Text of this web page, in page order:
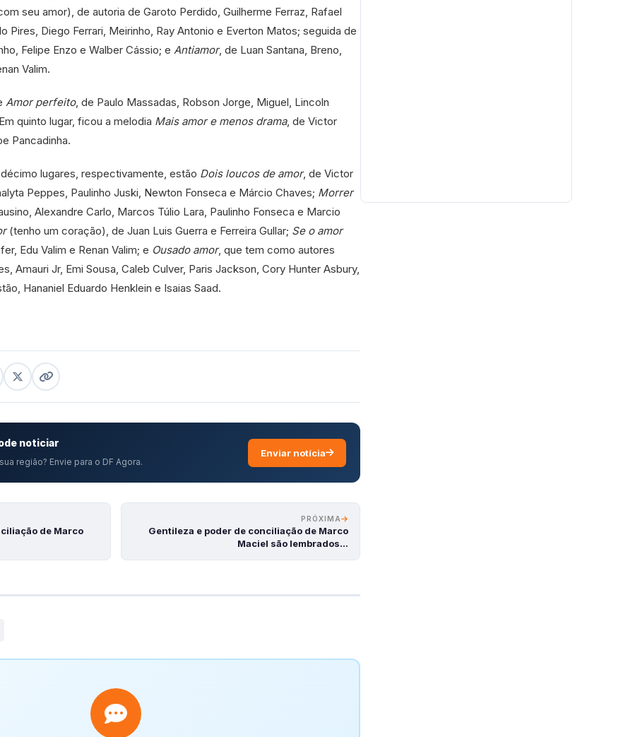
seu amor), de autoria de Garoto Perdido, Guilherme Ferraz, Rafael
Pires, Diego Ferrari, Meirinho, Ray Antonio e Everton Matos; seguida de
Felipe Enzo e Walber Cássio; e Antiamor, de Luan Santana, Breno,
Valim.
Amor perfeito, de Paulo Massadas, Robson Jorge, Miguel, Lincoln
quinto lugar, ficou a melodia Mais amor e menos drama, de Victor
Pancadinha.
lugares, respectivamente, estão Dois loucos de amor, de Victor
Peppes, Paulinho Juski, Newton Fonseca e Márcio Chaves; Morrer
Alexandre Carlo, Marcos Túlio Lara, Paulinho Fonseca e Marcio
(tenho um coração), de Juan Luis Guerra e Ferreira Gullar; Se o amor
Edu Valim e Renan Valim; e Ousado amor, que tem como autores
Amauri Jr, Emi Sousa, Caleb Culver, Paris Jackson, Cory Hunter Asbury,
Hananiel Eduardo Henklein e Isaias Saad.
noticiar
região? Envie para o DF Agora.
Enviar notícia
de Marco
PRÓXIMA
Gentileza e poder de conciliação de Marco
Maciel são lembrados…